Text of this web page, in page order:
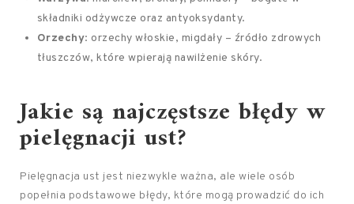
składniki odżywcze oraz antyoksydanty.
Orzechy: orzechy włoskie, migdały – źródło zdrowych
tłuszczów, które wpierają nawilżenie skóry.
Jakie są najczęstsze błędy w
pielęgnacji ust?
Pielęgnacja ust jest niezwykle ważna, ale wiele osób
popełnia podstawowe błędy, które mogą prowadzić do ich